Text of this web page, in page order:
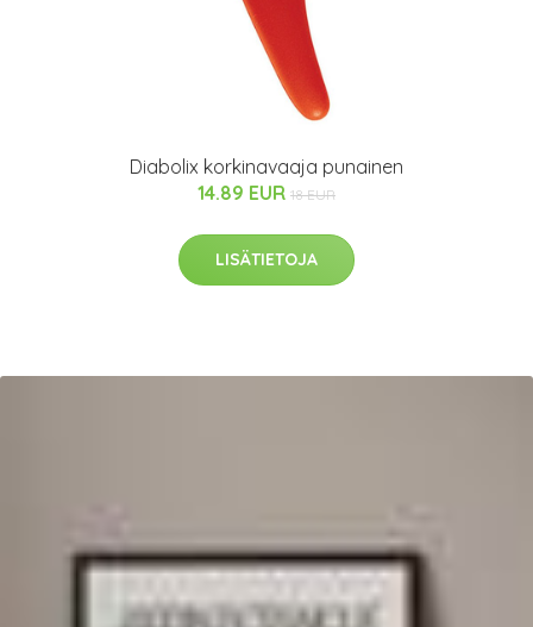
Diabolix korkinavaaja punainen
14.89 EUR 18 EUR
LISÄTIETOJA